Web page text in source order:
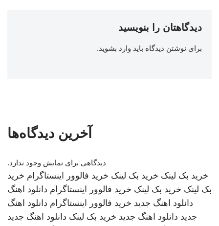
دیدگاهتان را بنویسید
برای نوشتن دیدگاه باید وارد بشوید.
آخرین دیدگاه‌ها
دیدگاهی برای نمایش وجود ندارد.
خرید بک لینک خرید بک لینک خرید فالوور اینستاگرام خرید
بک لینک خرید بک لینک خرید فالوور اینستاگرام دانلود اهنگ
دانلود اهنگ جدید خرید فالوور اینستاگرام دانلود اهنگ
جدید دانلود اهنگ جدید خرید بک لینک دانلود اهنگ جدید